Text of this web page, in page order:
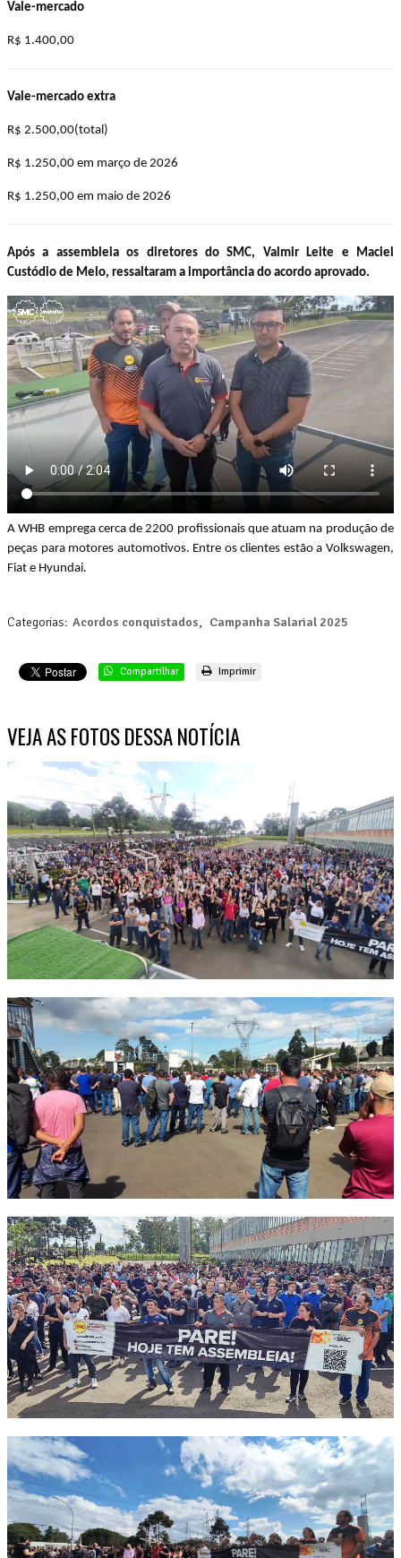
Vale-mercado
R$ 1.400,00
Vale-mercado extra
R$ 2.500,00(total)
R$ 1.250,00 em março de 2026
R$ 1.250,00 em maio de 2026
Após a assembleia os diretores do SMC, Valmir Leite e Maciel
Custódio de Melo, ressaltaram a importância do acordo aprovado.
A WHB emprega cerca de 2200 profissionais que atuam na produção de
peças para motores automotivos. Entre os clientes estão a Volkswagen,
Fiat e Hyundai.
Categorias: Acordos conquistados, Campanha Salarial 2025
Compartilhar Imprimir
VEJA AS FOTOS DESSA NOTÍCIA